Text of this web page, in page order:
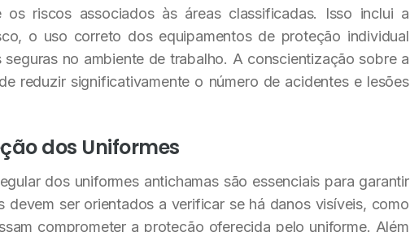
os riscos associados às áreas classificadas. Isso inclui a
o uso correto dos equipamentos de proteção individual
no ambiente de trabalho. A conscientização sobre a
reduzir significativamente o número de acidentes e lesões
dos Uniformes
dos uniformes antichamas são essenciais para garantir
devem ser orientados a verificar se há danos visíveis, como
comprometer a proteção oferecida pelo uniforme. Além